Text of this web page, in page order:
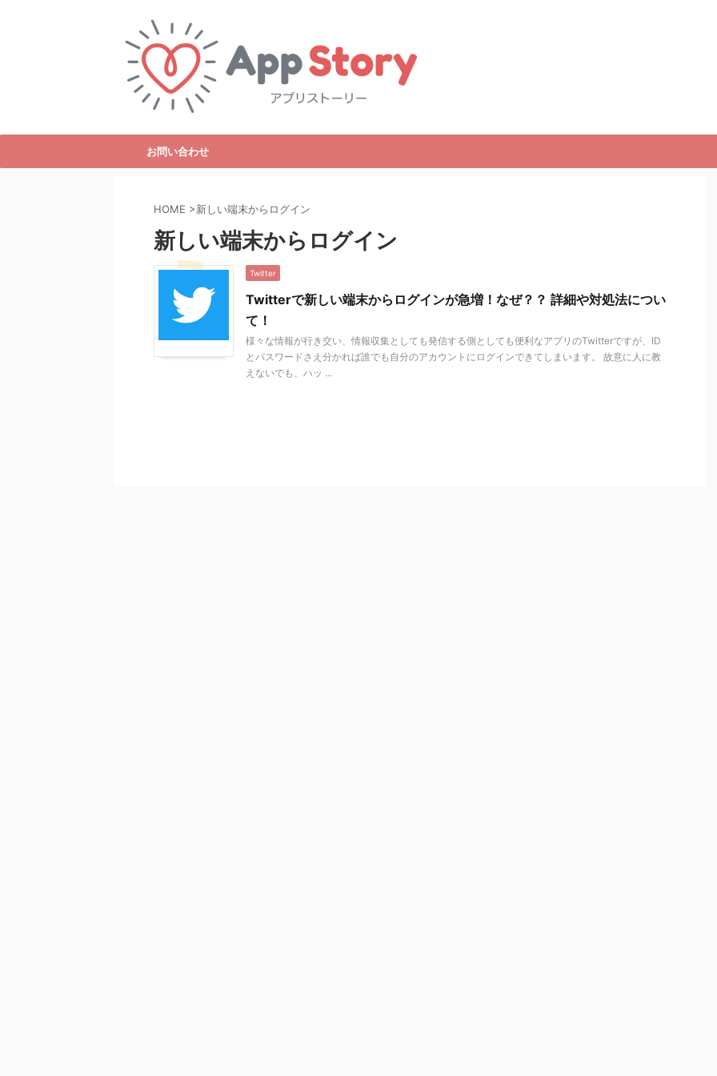
お問い合わせ
HOME >新しい端末からログイン
新しい端末からログイン
Twitter
Twitterで新しい端末からログインが急増！なぜ？？ 詳細や対処法につい
て！
様々な情報が行き交い、情報収集としても発信する側としても便利なアプリのTwitterですが、ID
とパスワードさえ分かれば誰でも自分のアカウントにログインできてしまいます。 故意に人に教
えないでも、ハッ ...